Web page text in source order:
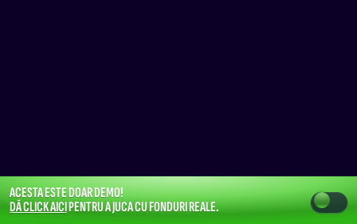
ACESTA ESTE DOAR DEMO!
DĂ CLICK AICIPENTRU A JUCA CU FONDURI REALE.